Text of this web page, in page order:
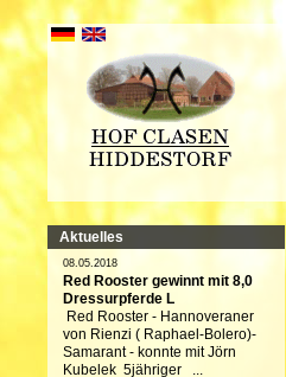
Aktuelles
08.05.2018
Red Rooster gewinnt mit 8,0
Dressurpferde L
Red Rooster - Hannoveraner
von Rienzi ( Raphael-Bolero)-
Samarant - konnte mit Jörn
Kubelek 5jähriger ...